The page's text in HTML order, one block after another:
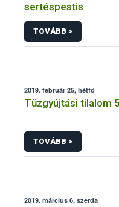
sertéspestis
TOVÁBB >
2019. február 25, hétfő
Tűzgyújtási tilalom
TOVÁBB >
2019. március 6, szerda